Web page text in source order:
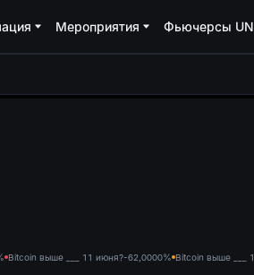
Мероприятия Фьючерсы
Bitcoin выше ___ 11 июня?-62,0000% Bitcoin выше ___